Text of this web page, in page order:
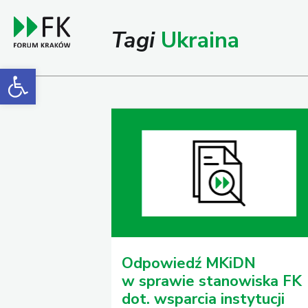
Open toolbar
Tagi Ukraina
Odpowiedź MKiDN
w sprawie stanowiska FK
dot. wsparcia instytucji